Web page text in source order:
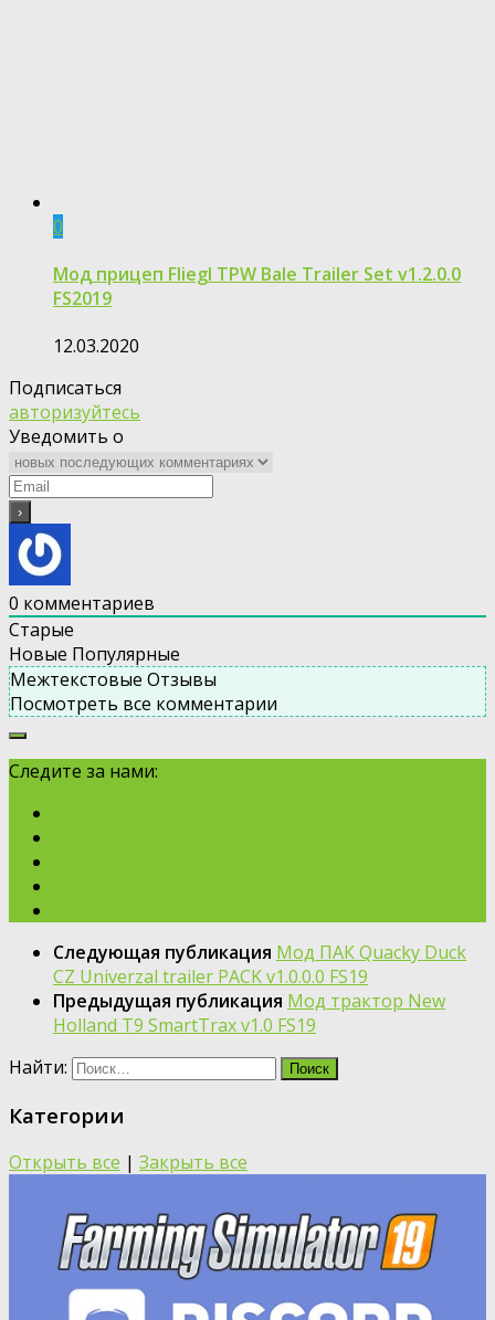
0
Мод прицеп Fliegl TPW Bale Trailer Set v1.2.0.0
FS2019
12.03.2020
Подписаться
авторизуйтесь
Уведомить о
0 комментариев
Старые
Новые Популярные
Межтекстовые Отзывы
Посмотреть все комментарии
Следите за нами:
Следующая публикация Мод ПАК Quacky Duck
CZ Univerzal trailer PACK v1.0.0.0 FS19
Предыдущая публикация Мод трактор New
Holland T9 SmartTrax v1.0 FS19
Найти:
Категории
Открыть все | Закрыть все